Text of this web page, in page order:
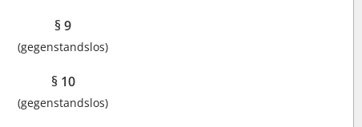
§ 9
(gegenstandslos)
§ 10
(gegenstandslos)